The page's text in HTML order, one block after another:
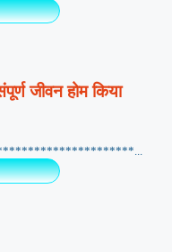
जीवन होम किया